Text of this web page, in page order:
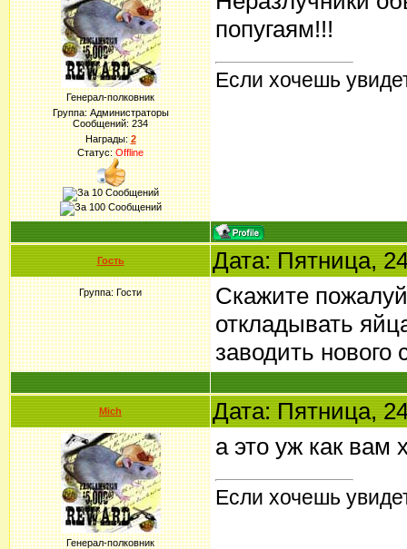
Генерал-полковник
Группа: Администраторы
Сообщений:234
Награды:2
Статус:Offline
попугаям!!!
Если хочешь
Гость Дата: Пятница,
Группа: Гости
Скажите
откладывать
заводить нового
Mich Дата: Пятница,
Генерал-полковник
а это уж как вам
Если хочешь